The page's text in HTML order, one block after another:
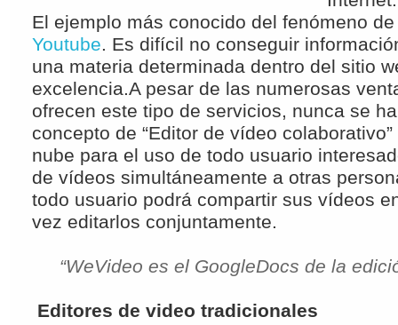
El ejemplo más conocido del fenómeno
Youtube. Es difícil no conseguir
una materia determinada dentro del sitio
excelencia.A pesar de las numerosas
ofrecen este tipo de servicios, nunca se
concepto de “Editor de vídeo
nube para el uso de todo usuario
de vídeos simultáneamente a otras
todo usuario podrá compartir sus vídeos
vez editarlos conjuntamente.
“WeVideo es el GoogleDocs de la
Editores de video tradicionales